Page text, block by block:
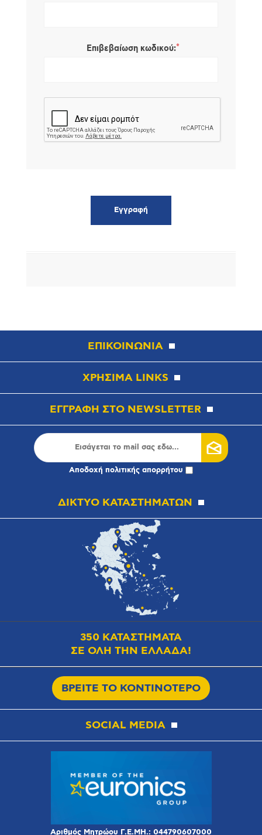
Επιβεβαίωση κωδικού:*
ΕΠΙΚΟΙΝΩΝΙΑ
ΧΡΗΣΙΜΑ LINKS
ΕΓΓΡΑΦΗ ΣΤΟ NEWSLETTER
Αποδοχή πολιτικής απορρήτου
ΔΙΚΤΥΟ ΚΑΤΑΣΤΗΜΑΤΩΝ
350 ΚΑΤΑΣΤΗΜΑΤΑ
ΣΕ ΟΛΗ ΤΗΝ ΕΛΛΑΔΑ!
ΒΡΕΙΤΕ ΤΟ ΚΟΝΤΙΝΟΤΕΡΟ
SOCIAL MEDIA